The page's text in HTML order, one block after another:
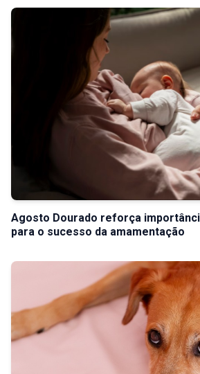
Agosto Dourado reforça
para o sucesso da amamentação